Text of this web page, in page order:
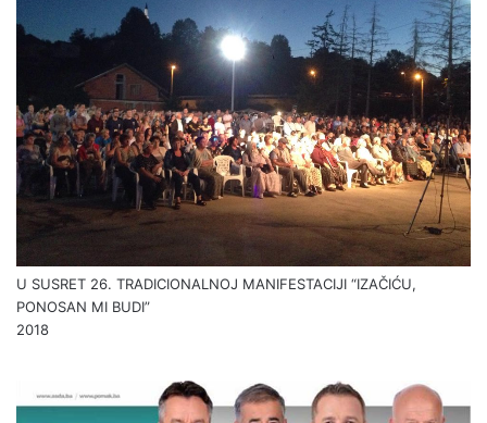
U SUSRET 26. TRADICIONALNOJ MANIFESTACIJI “IZAČIĆU,
PONOSAN MI BUDI”
2018